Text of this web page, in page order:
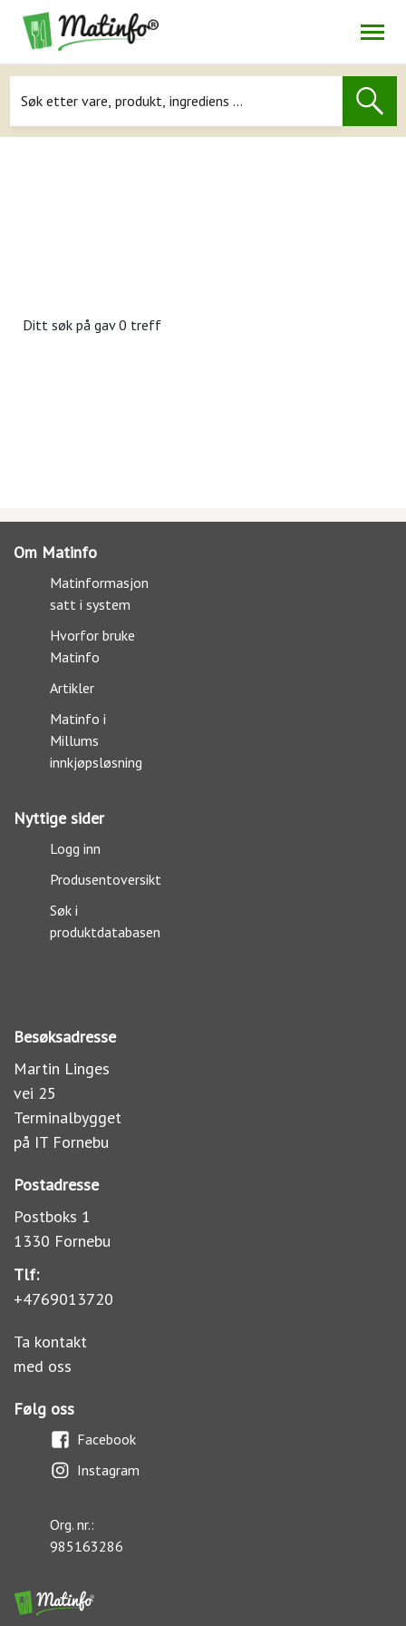
Navigasjon
Ditt søk på gav 0 treff
Om Matinfo
Matinformasjon
satt i system
Hvorfor bruke
Matinfo
Artikler
Matinfo i
Millums
innkjøpsløsning
Nyttige sider
Logg inn
Produsentoversikt
Søk i
produktdatabasen
Besøksadresse
Martin Linges
vei 25
Terminalbygget
på IT Fornebu
Postadresse
Postboks 1
1330 Fornebu
Tlf:
+4769013720
Ta kontakt
med oss
Følg oss
Facebook
Instagram
Org. nr.:
985163286